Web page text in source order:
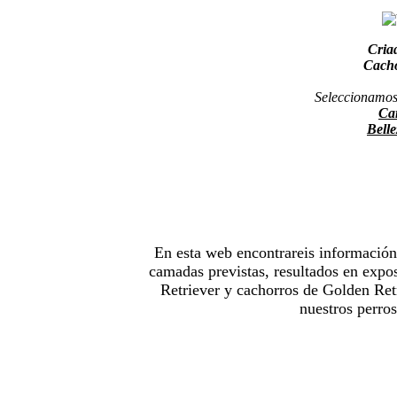
En esta web encontrareis
camadas previstas, resultados en
Retriever y cachorros de Golden
nuestros